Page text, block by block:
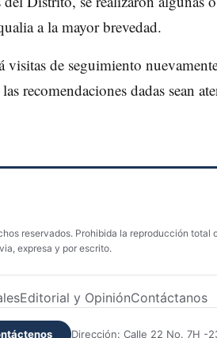
a la mayor brevedad.
de seguimiento
recomendaciones dadas sean
reservados. Prohibida la reproducción total
expresa y por escrito.
Editorial y OpiniónContáctanos
Dirección: Calle 22 No. 7H -